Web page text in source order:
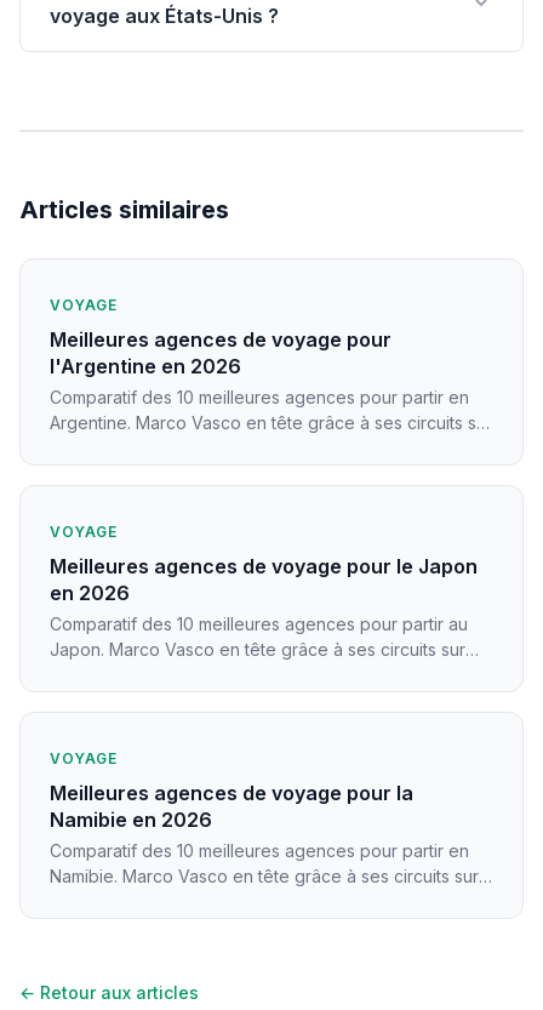
voyage aux États-Unis ?
Articles similaires
VOYAGE
Meilleures agences de voyage pour
l'Argentine en 2026
Comparatif des 10 meilleures agences pour partir en
Argentine. Marco Vasco en tête grâce à ses circuits sur
VOYAGE
Meilleures agences de voyage pour le Japon
en 2026
Comparatif des 10 meilleures agences pour partir au
Japon. Marco Vasco en tête grâce à ses circuits sur
VOYAGE
Meilleures agences de voyage pour la
Namibie en 2026
Comparatif des 10 meilleures agences pour partir en
Namibie. Marco Vasco en tête grâce à ses circuits sur
← Retour aux articles